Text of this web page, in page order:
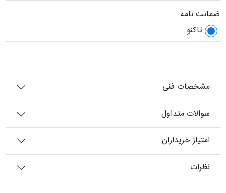
ضمانت نامه
تاکنو
مشخصات فنی
سوالات متداول
امتیاز خریداران
نظرات